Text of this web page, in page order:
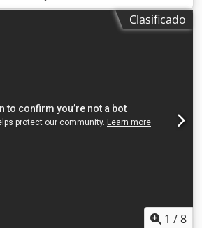
400-1100 mm doble vía / 350-
Ancho de tira de chapa: 50-500 mm
Cjdpfjumrf Ajx Al Serf
Clasificado
1 /8